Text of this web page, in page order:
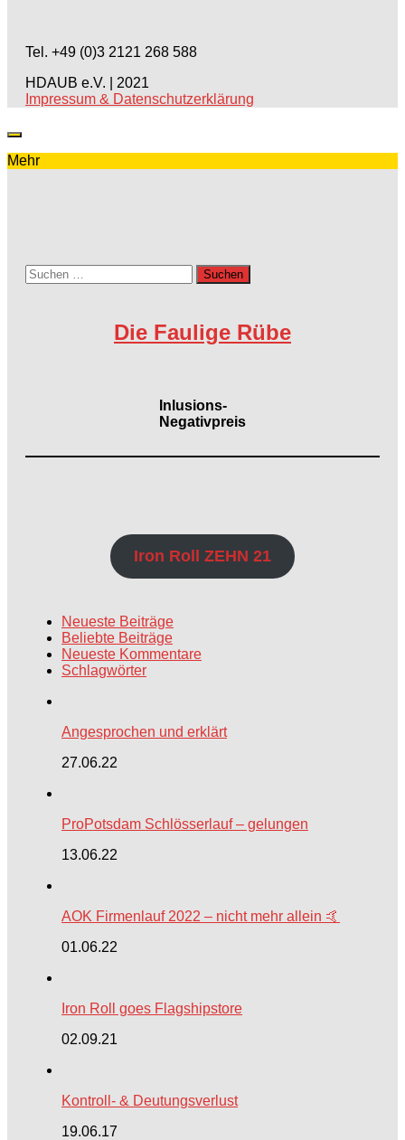
Tel. +49 (0)3 2121 268 588
HDAUB e.V. | 2021
Impressum & Datenschutzerklärung
Mehr
Suchen
nach:
Die Faulige Rübe
Inlusions-
Negativpreis
Iron Roll ZEHN 21
Neueste Beiträge
Beliebte Beiträge
Neueste Kommentare
Schlagwörter
Angesprochen und erklärt
27.06.22
ProPotsdam Schlösserlauf – gelungen
13.06.22
AOK Firmenlauf 2022 – nicht mehr allein 🤙
01.06.22
Iron Roll goes Flagshipstore
02.09.21
Kontroll- & Deutungsverlust
19.06.17